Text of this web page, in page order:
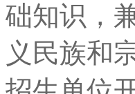
础知识，
义民族和